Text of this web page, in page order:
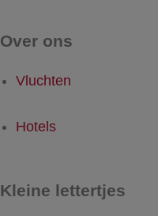
Over ons
Vluchten
Hotels
Kleine lettertjes